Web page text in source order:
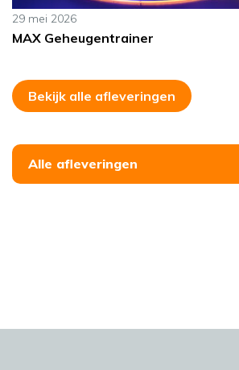
29 mei 2026
MAX Geheugentrainer
Bekijk alle afleveringen
Alle afleveringen